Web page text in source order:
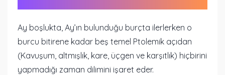
Ay boşlukta, Ay’ın bulunduğu burçta ilerlerken o
burcu bitirene kadar beş temel Ptolemik açıdan
(Kavuşum, altmışlık, kare, üçgen ve karşıtlık) hiçbirini
yapmadığı zaman dilimini işaret eder.